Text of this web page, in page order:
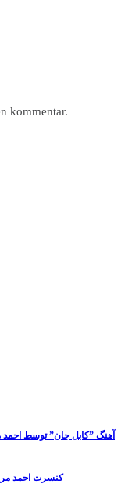
kommentar.
آهنگ ”کابل جان” توسط احمد
کنسرت احمد